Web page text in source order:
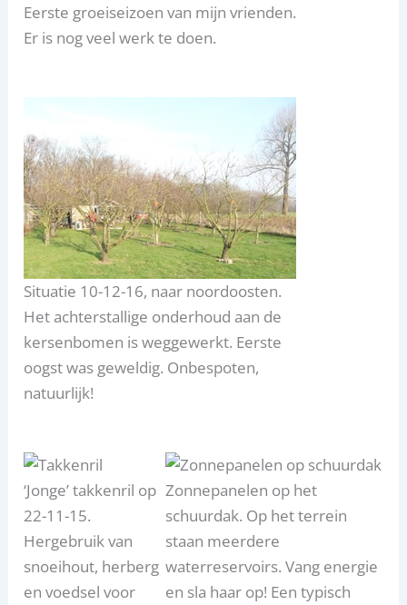
Eerste groeiseizoen van mijn vrienden.
Er is nog veel werk te doen.
Situatie 10-12-16, naar noordoosten.
Het achterstallige onderhoud aan de
kersenbomen is weggewerkt. Eerste
oogst was geweldig. Onbespoten,
natuurlijk!
‘Jonge’ takkenril op
22-11-15.
Hergebruik van
snoeihout, herberg
en voedsel voor
Zonnepanelen op het
schuurdak. Op het terrein
staan meerdere
waterreservoirs. Vang energie
en sla haar op! Een typisch